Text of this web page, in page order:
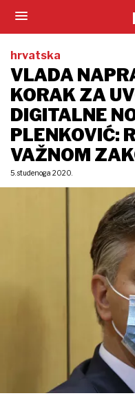
hrvatska
VLADA
KORAK ZA
DIGITALNE
PLENKOVIĆ:
VAŽNOM
5. studenoga 2020.